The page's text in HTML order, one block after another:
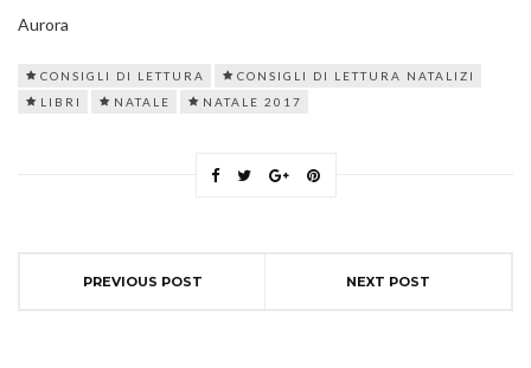
Aurora
CONSIGLI DI LETTURA
CONSIGLI DI LETTURA NATALIZI
LIBRI
NATALE NATALE 2017
PREVIOUS POST NEXT POST